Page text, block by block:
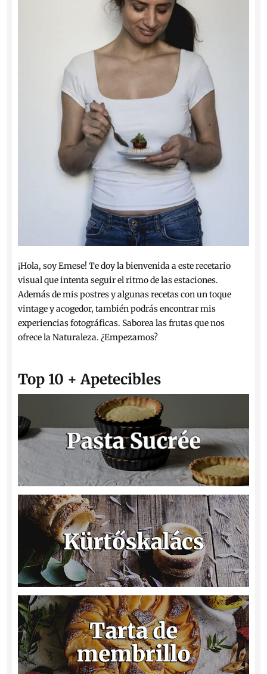
¡Hola, soy Emese! Te doy la bienvenida a este recetario
visual que intenta seguir el ritmo de las estaciones.
Además de mis postres y algunas recetas con un toque
vintage y acogedor, también podrás encontrar mis
experiencias fotográficas. Saborea las frutas que nos
ofrece la Naturaleza. ¿Empezamos?
Top 10 + Apetecibles